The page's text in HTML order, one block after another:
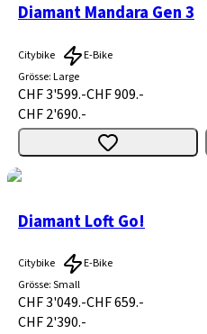
Diamant Mandara Gen 3
Citybike
E-Bike
Grösse:Large
CHF 3'599.-CHF 909.-
CHF 2'690.-
Diamant Loft Go!
Citybike
E-Bike
Grösse:Small
CHF 3'049.-CHF 659.-
CHF 2'390.-